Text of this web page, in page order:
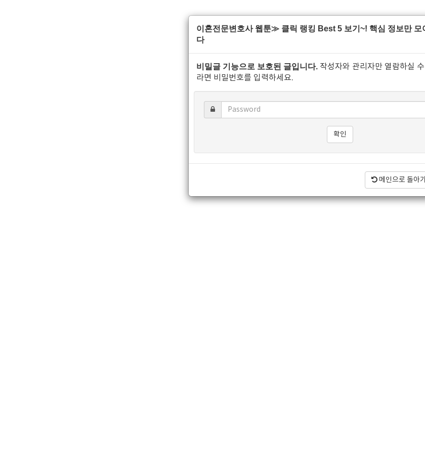
이혼전문변호사 웹툰≫ 클릭 랭킹 Best 5 보기~! 핵심 정보만 모
다
비밀글 기능으로 보호된 글입니다. 작성자와 관리자만 열람하실
라면 비밀번호를 입력하세요.
메인으로 돌아